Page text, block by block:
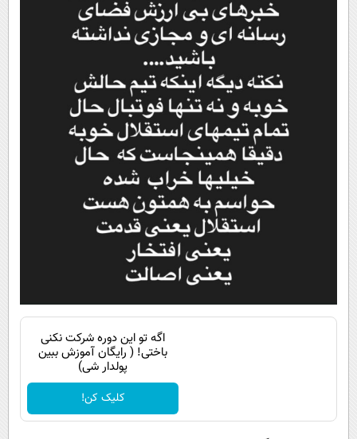
اگه تو این دوره شرکت نکنی
باختی! ( رایگان آموزش ببین
پولدار شی)
کلیک کن!